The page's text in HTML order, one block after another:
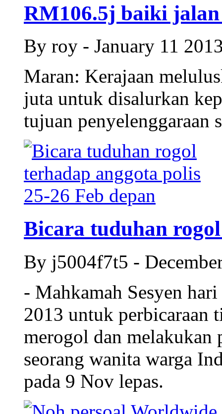
RM106.5j baiki
By roy - January 11
Maran: Kerajaan
juta untuk disalurkan
tujuan penyelenggaraan
Bicara tuduhan
By j5004f7t5 -
- Mahkamah Sesyen
2013 untuk perbicaraan
merogol dan melakukan
seorang wanita warga
pada 9 Nov lepas.